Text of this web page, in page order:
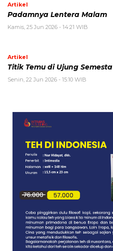
Artikel
Padamnya Lentera Malam
Kamis, 25 Jun 2026 - 14:21 WIB
Artikel
Titik Temu di Ujung Semesta
Senin, 22 Jun 2026 - 15:10 WIB